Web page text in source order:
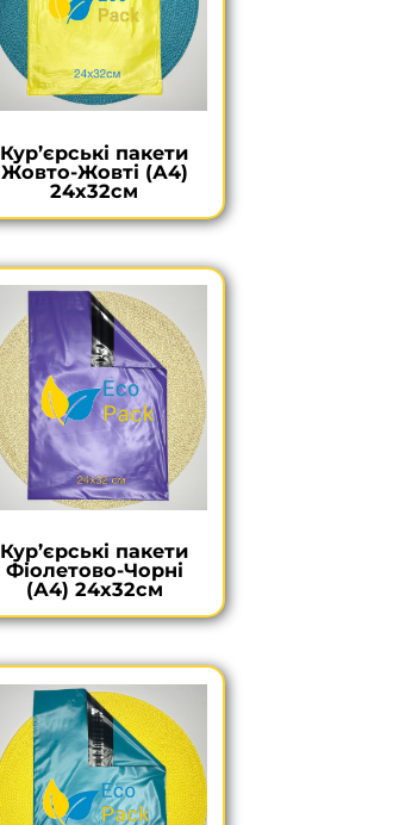
Кур’єрські пакети
Жовто-Жовті (А4)
24х32см
Кур’єрські пакети
Фіолетово-Чорні
(А4) 24х32см